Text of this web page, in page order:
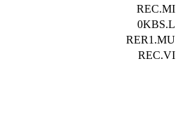
REC.MI
0KBS.L
RER1.MU
REC.VI